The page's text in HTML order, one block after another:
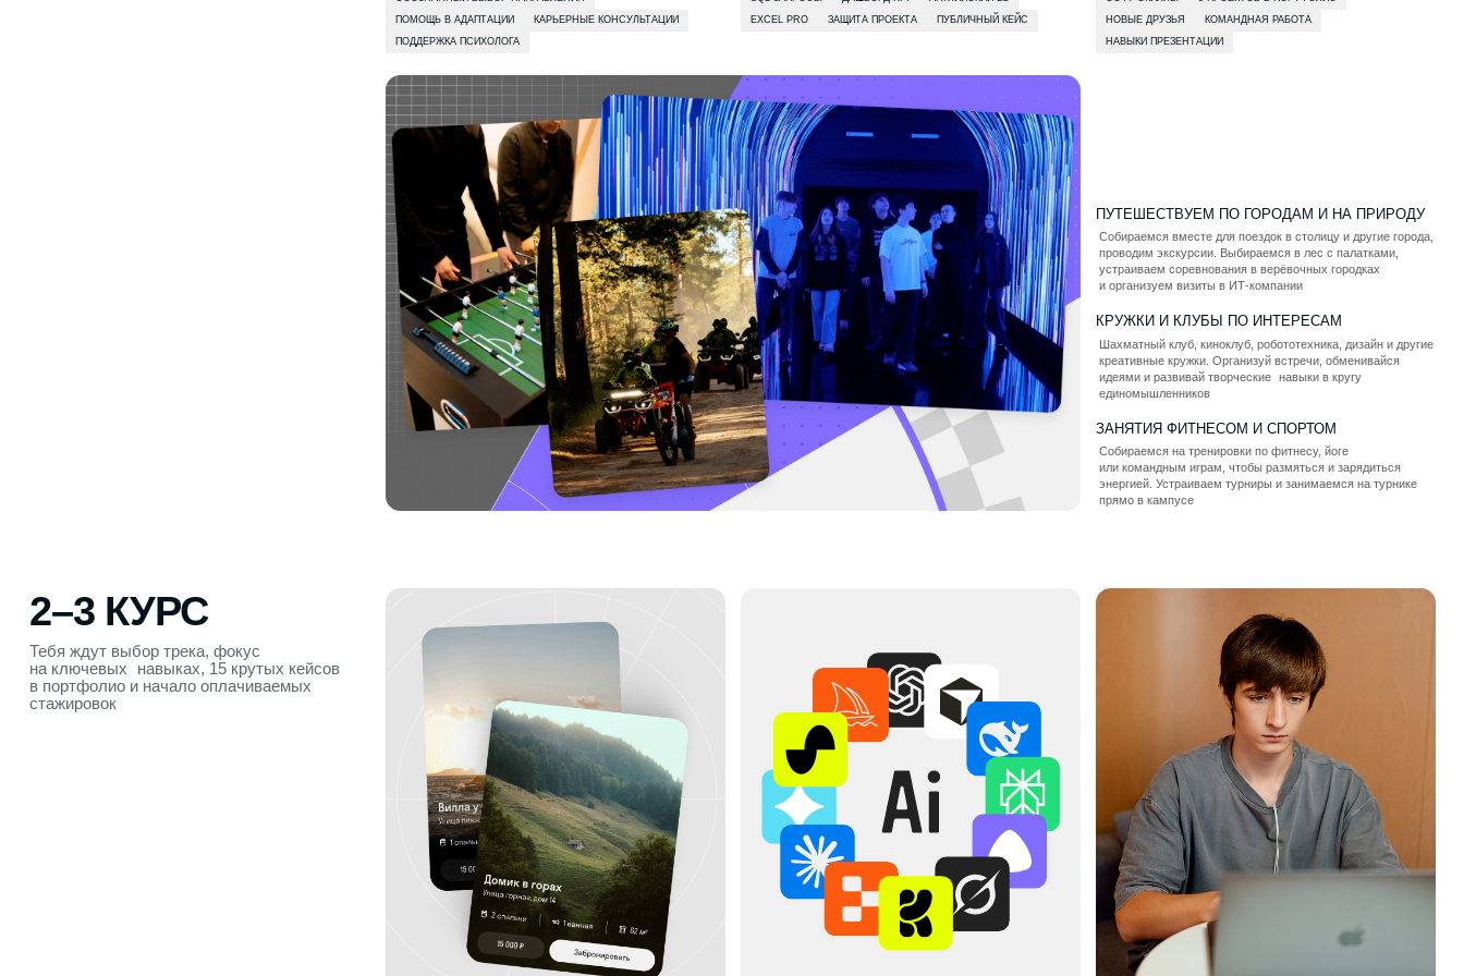
Собираемся на тренировки по фитнесу, йоге
энергией. Устраиваем турниры и занимаемся на турнике
прямо в кампусе
идеями и развивай творческие навыки в кругу
ПОГРУЖАЕМСЯ В ПРОФЕССИЮ
логику, требования и документацию
A/B ТЕСТЫ МЕТРИКИ ПРОДУКТА
Ускоряем аналитику с помощью ИИ. Открываем блок
про ИИ: учишься ускорять SQL-запросы, собирать отчёты,
находить аномалии, формулировать гипотезы. Нейросети
помогают автоматизировать рутину
ГЕНЕРАЦИЯ ГИПОТЕЗ
ПОИСК АНОМАЛИЙ
Начинаешь стажироваться и работать над внутренними
ещё 15 кейсов: аналитика продаж, продуктовые метрики,
исследование причин падения выручки
ОПЛАЧИВАЕМАЯ СТАЖИРОВКА
ПОРТФОЛИО ПЕРВЫЙ ЗАРАБОТОК
Погружаемся в реальные рабочие процессы. Собираемся
на экскурсии в ИT-, дизайн- и маркетинговые компании,
ЭКСКУРСИИ В КОМПАНИИ